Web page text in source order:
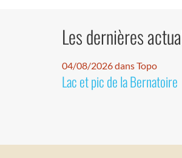
Les dernières
04/08/2026 dans Topo
Lac et pic de la Bernatoire